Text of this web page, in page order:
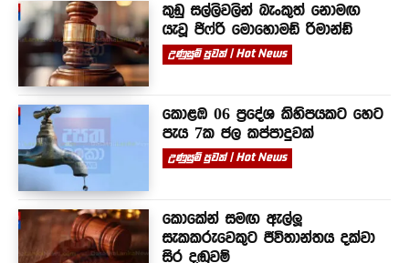
කුඩු සල්ලිවලින් බැංකුත් නොමඟ
යැවූ ජිෆ්රි මොහොමඩ් රිමාන්ඩ්
උණුසුම් පුවත් | Hot News
කොළඹ 06 ප්‍රදේශ කිහිපයකට හෙට
පැය 7ක ජල කප්පාදුවක්
උණුසුම් පුවත් | Hot News
කොකේන් සමඟ ඇල්ලූ
සැකකරුවෙකුට ජීවිතාන්තය දක්වා
සිර දඬුවම්